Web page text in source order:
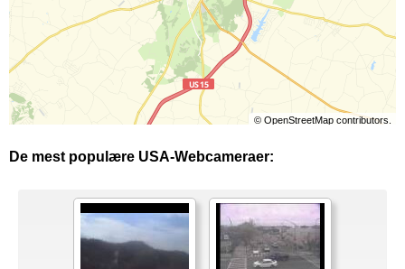
© OpenStreetMapcontributors.
De mest populære USA-Webcameraer: